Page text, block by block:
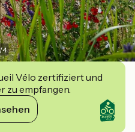
4
Vélo zertifiziert und
zu empfangen.